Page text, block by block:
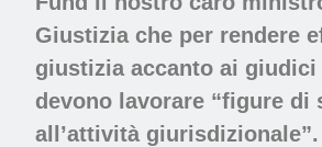
Giustizia che per rendere
giustizia accanto ai giudici
devono lavorare “figure di
all’attività